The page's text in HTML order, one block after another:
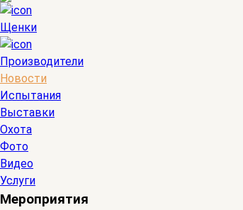
Щенки
Производители
Новости
Испытания
Выставки
Охота
Фото
Видео
Услуги
Мероприятия